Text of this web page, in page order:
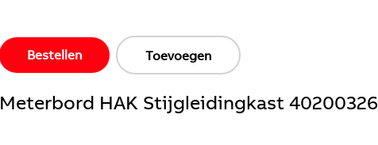
Bestellen Toevoegen
Meterbord HAK Stijgleidingkast 40200326